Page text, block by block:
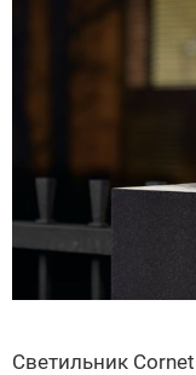
Светильник